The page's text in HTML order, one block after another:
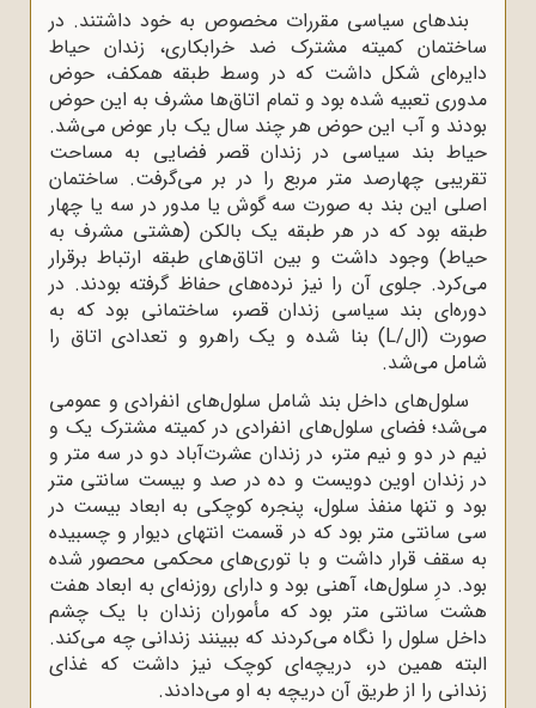
بندهای سیاسی مقررات مخصوص به خود داشتند. در
ساختمان کمیته مشترک ضد خرابکاری، زندان حیاط
دایره‌ای شکل داشت که در وسط طبقه همکف، حوض
مدوری تعبیه شده بود و تمام اتاق‌ها مشرف به این حوض
بودند و آب این حوض هر چند سال یک بار عوض می‌شد.
حیاط بند سیاسی در زندان قصر فضایی به مساحت
تقریبی چهارصد متر مربع را در بر می‌‌گرفت. ساختمان
اصلی این بند به صورت سه گوش یا مدور در سه یا چهار
طبقه بود که در هر طبقه یک بالکن (هشتی مشرف به
حیاط) وجود داشت و بین اتاق‌های طبقه ارتباط برقرار
می‌کرد. جلوی آن را نیز نرده‌های حفاظ گرفته بودند. در
دوره‌ای بند سیاسی زندان قصر، ساختمانی بود که به
صورت (ال/L) بنا شده و یک راهرو و تعدادی اتاق را
شامل می‌شد.
سلول‌های داخل بند شامل سلول‌های انفرادی و عمومی
می‌‌شد؛ فضای سلول‌های انفرادی در کمیته مشترک یک و
نیم در دو و نیم متر، در زندان عشرت‌آباد دو در سه متر و
در زندان اوین دویست و ده در صد و بیست سانتی متر
بود و تنها منفذ سلول، پنجره کوچکی به ابعاد بیست در
سی سانتی متر بود که در قسمت انتهای دیوار و چسبیده
به سقف قرار داشت و با توری‌های محکمی محصور شده
بود. درِ سلول‌ها، آهنی بود و دارای روزنه‌ای به ابعاد هفت
هشت سانتی متر بود که مأموران زندان با یک چشم
داخل سلول را نگاه می‌کردند که ببینند زندانی چه می‌کند.
البته همین در، دریچه‌ای کوچک نیز داشت که غذای
زندانی را از طریق آن دریچه به او می‌دادند.